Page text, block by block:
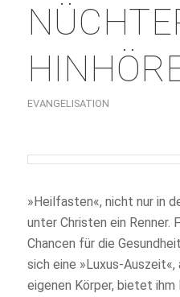
EVANGELISATION
»Heilfasten«, nicht nur in
unter Christen ein Renner.
Chancen für die
sich eine »Luxus-
eigenen Körper, bietet ihm